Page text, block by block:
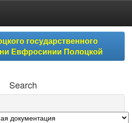
государственного
Евфросинии Полоцкой
Search